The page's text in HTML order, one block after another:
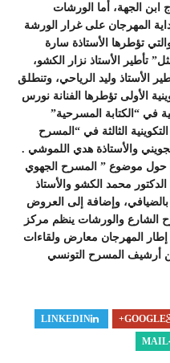
ابن الجهة، أما الورشات
المهرجان على غرار الورشة
تؤطرها الأستاذة سارة
تأطير الأستاذ نزار الكشو،
الأستاذ وليد الرياحي، وتنطلق
تكوينية الأولى تؤطرها الفنانة نورس
في “الكتابة المسرحية”
الثالثة في “المسرح
والأستاذة هدي اللموشي .
حلقة نقاش حول موضوع ” المسرح الجهوي
محمد الكشو والأستاذ
وإضافة إلى العروض
الشارع والورشات ينظم مركز
إطار المهرجان معارض ولقاءات
المسرح التونسي
GOOGLE+
LINKEDIN
MAIL